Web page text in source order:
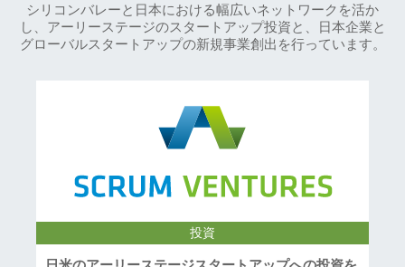
シリコンバレーと日本における幅広いネットワークを活か
し、アーリーステージのスタートアップ投資と、日本企業と
グローバルスタートアップの新規事業創出を行っています。
投資